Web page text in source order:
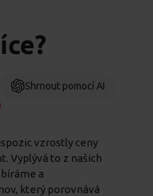
Shrnout pomocí AI
vzrostly ceny
Vyplývá to z našich
a
který porovnává